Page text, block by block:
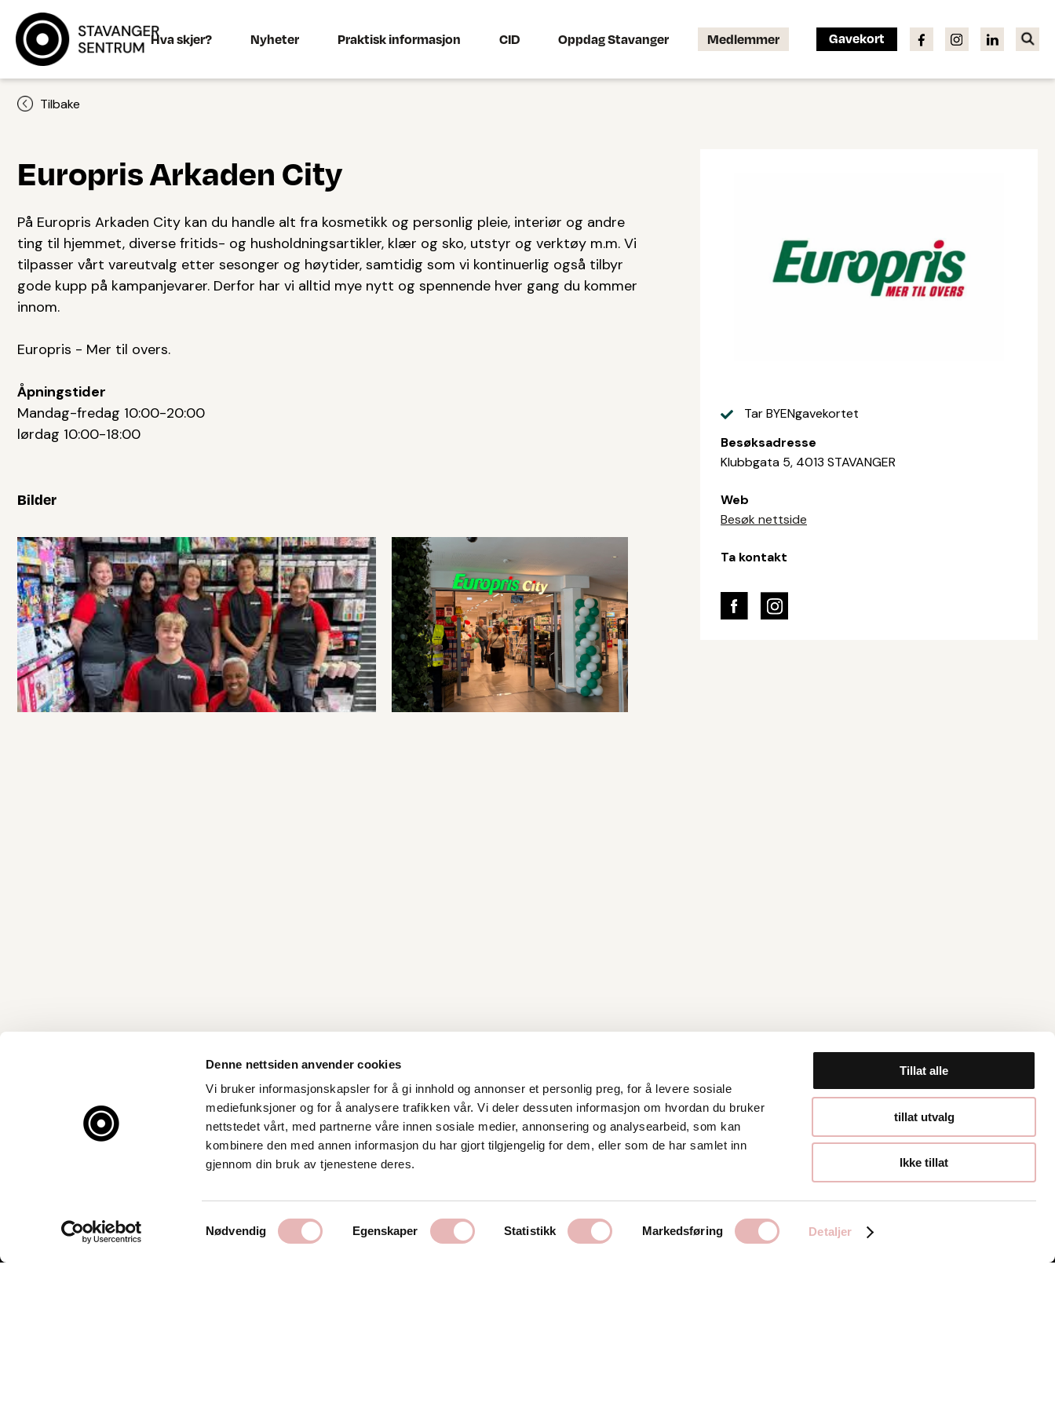
Denne nettsiden anvender cookies
Vi bruker informasjonskapsler for å gi innhold og annonser et personlig preg, for å levere sosiale
mediefunksjoner og for å analysere trafikken vår. Vi deler dessuten informasjon om hvordan du bruker
nettstedet vårt, med partnerne våre innen sosiale medier, annonsering og analysearbeid, som kan
kombinere den med annen informasjon du har gjort tilgjengelig for dem, eller som de har samlet inn
gjennom din bruk av tjenestene deres.
Samtykkevalg
Nødvendig Egenskaper Statistikk Markedsføring Detaljer
Tillat alle
tillat utvalg
Ikke tillat
Hva skjer? Nyheter Praktisk informasjon CID Oppdag Stavanger Medlemmer Gavekort
Tilbake
Europris Arkaden City
På Europris Arkaden City kan du handle alt fra kosmetikk og personlig pleie, interiør og andre
ting til hjemmet, diverse fritids- og husholdningsartikler, klær og sko, utstyr og verktøy m.m. Vi
tilpasser vårt vareutvalg etter sesonger og høytider, samtidig som vi kontinuerlig også tilbyr
gode kupp på kampanjevarer. Derfor har vi alltid mye nytt og spennende hver gang du kommer
innom.
Europris - Mer til overs.
Åpningstider
Mandag-fredag 10:00-20:00
lørdag 10:00-18:00
Bilder
Tar BYENgavekortet
Besøksadresse
Klubbgata 5, 4013 STAVANGER
Web
Besøk nettside
Ta kontakt
Kontakt oss
Stavanger Sentrum AS
Østervåg 6
Tlf:51 89 51 51
post@byen.no
Åpningstider
Hverdager 10:00-
Lørdager 10:00-16:00